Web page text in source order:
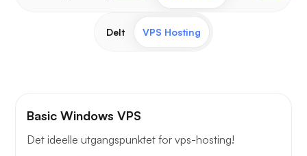
Delt VPS Hosting
Basic Windows VPS
Det ideelle utgangspunktet for vps-hosting!